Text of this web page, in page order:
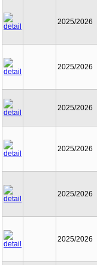
2025/2026
2025/2026
2025/2026
2025/2026
2025/2026
2025/2026